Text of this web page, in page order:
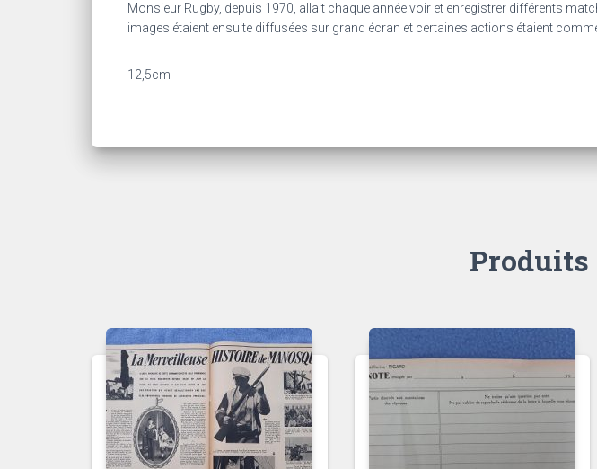
Monsieur Rugby, depuis 1970, allait chaque année voir et enregistrer différents
images étaient ensuite diffusées sur grand écran et certaines actions étaient
12,5cm